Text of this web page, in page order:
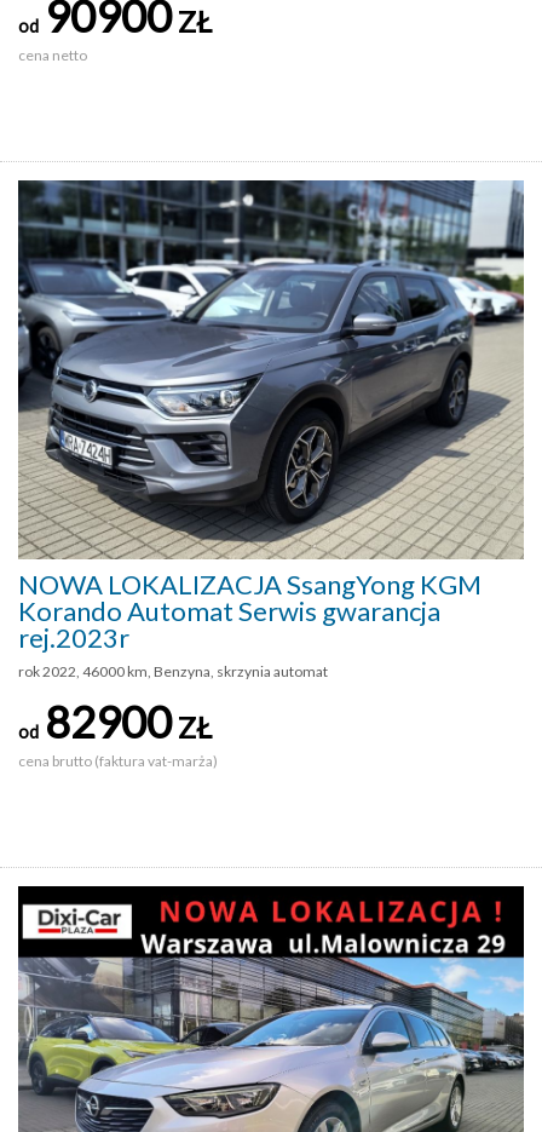
od 90900ZŁ
cena netto
NOWA LOKALIZACJA SsangYong KGM
Korando Automat Serwis gwarancja
rej.2023r
rok 2022, 46000 km, Benzyna, skrzynia automat
od 82900ZŁ
cena brutto (faktura vat-marża)